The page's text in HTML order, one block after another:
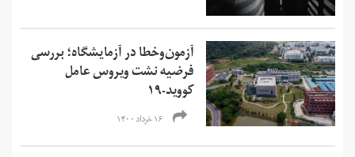
آزمون‌‌وخطا در آزمایشگاه؛ بررسی
فرضیه نشت ویروس عامل
کووید-۱۹
۱۶ خرداد ۱۴۰۰